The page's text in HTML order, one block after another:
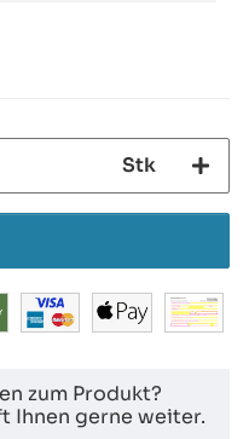
Stk
zum Produkt?
Ihnen gerne weiter.